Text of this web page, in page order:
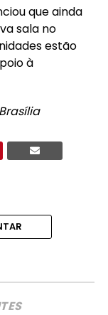
que ainda
sala no
estão
à